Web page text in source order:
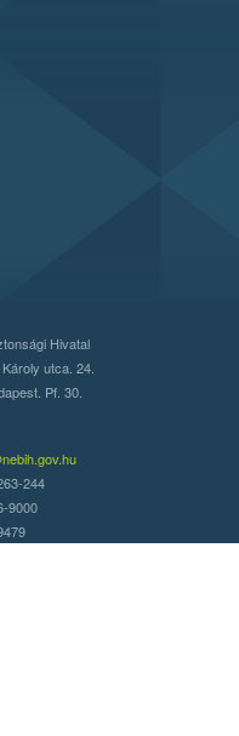
Hivatal
utca. 24.
Pf. 30.
244
9000